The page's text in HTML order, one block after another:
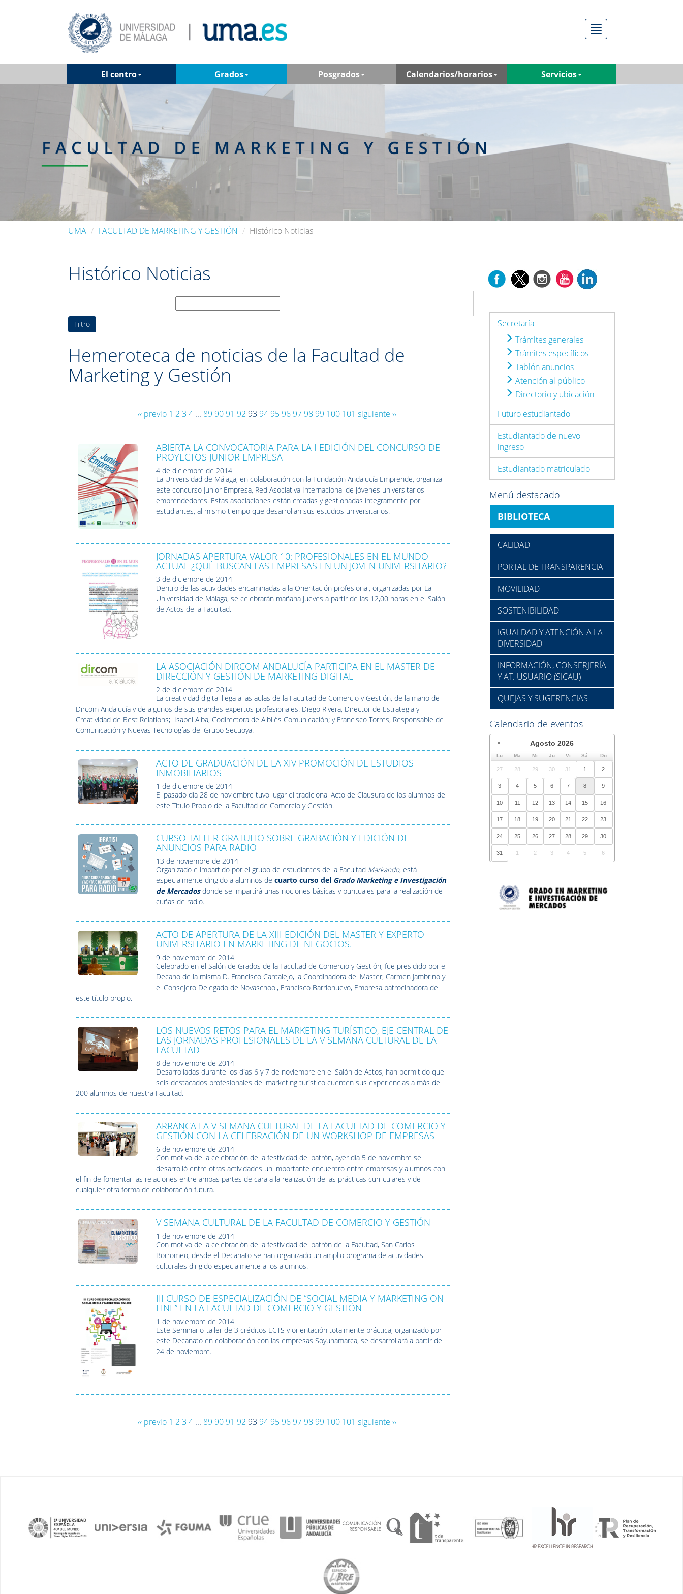
Menú
El centro Grados Posgrados Calendarios/horarios Servicios
UMA FACULTAD DE MARKETING Y GESTIÓN Histórico Noticias
Histórico Noticias
Hemeroteca de noticias de la Facultad de
Marketing y Gestión
‹‹ previo 1 2 3 4 ... 89 90 91 92 93 94 95 96 97 98 99 100 101 siguiente ››
ABIERTA LA CONVOCATORIA PARA LA I EDICIÓN DEL CONCURSO DE
PROYECTOS JUNIOR EMPRESA
4 de diciembre de 2014
La Universidad de Málaga, en colaboración con la Fundación Andalucía Emprende, organiza
este concurso Junior Empresa, Red Asociativa Internacional de jóvenes universitarios
emprendedores. Estas asociaciones están creadas y gestionadas íntegramente por
estudiantes, al mismo tiempo que desarrollan sus estudios universitarios.
JORNADAS APERTURA VALOR 10: PROFESIONALES EN EL MUNDO
ACTUAL ¿QUÉ BUSCAN LAS EMPRESAS EN UN JOVEN UNIVERSITARIO?
3 de diciembre de 2014
Dentro de las actividades encaminadas a la Orientación profesional, organizadas por La
Universidad de Málaga, se celebrarán mañana jueves a partir de las 12,00 horas en el Salón
de Actos de la Facultad.
LA ASOCIACIÓN DIRCOM ANDALUCÍA PARTICIPA EN EL MASTER DE
DIRECCIÓN Y GESTIÓN DE MARKETING DIGITAL
2 de diciembre de 2014
La creatividad digital llega a las aulas de la Facultad de Comercio y Gestión, de la mano de
Dircom Andalucía y de algunos de sus grandes expertos profesionales: Diego Rivera, Director de Estrategia y
Creatividad de Best Relations; Isabel Alba, Codirectora de Albilés Comunicación; y Francisco Torres, Responsable de
Comunicación y Nuevas Tecnologías del Grupo Secuoya.
ACTO DE GRADUACIÓN DE LA XIV PROMOCIÓN DE ESTUDIOS
INMOBILIARIOS
1 de diciembre de 2014
El pasado día 28 de noviembre tuvo lugar el tradicional Acto de Clausura de los alumnos de
este Título Propio de la Facultad de Comercio y Gestión.
CURSO TALLER GRATUITO SOBRE GRABACIÓN Y EDICIÓN DE
ANUNCIOS PARA RADIO
13 de noviembre de 2014
Organizado e impartido por el grupo de estudiantes de la Facultad Markando, está
especialmente dirigido a alumnos decuarto curso del Grado Marketing e Investigación
de Mercadosdonde se impartirá unas nociones básicas y puntuales para la realización de
cuñas de radio.
ACTO DE APERTURA DE LA XIII EDICIÓN DEL MASTER Y EXPERTO
UNIVERSITARIO EN MARKETING DE NEGOCIOS.
9 de noviembre de 2014
Celebrado en el Salón de Grados de la Facultad de Comercio y Gestión, fue presidido por el
Decano de la misma D. Francisco Cantalejo, la Coordinadora del Master, Carmen Jambrino y
el Consejero Delegado de Novaschool, Francisco Barrionuevo, Empresa patrocinadora de
este título propio.
LOS NUEVOS RETOS PARA EL MARKETING TURÍSTICO, EJE CENTRAL DE
LAS JORNADAS PROFESIONALES DE LA V SEMANA CULTURAL DE LA
FACULTAD
8 de noviembre de 2014
Desarrolladas durante los días 6 y 7 de noviembre en el Salón de Actos, han permitido que
seis destacados profesionales del marketing turístico cuenten sus experiencias a más de
200 alumnos de nuestra Facultad.
ARRANCA LA V SEMANA CULTURAL DE LA FACULTAD DE COMERCIO Y
GESTIÓN CON LA CELEBRACIÓN DE UN WORKSHOP DE EMPRESAS
6 de noviembre de 2014
Con motivo de la celebración de la festividad del patrón, ayer día 5 de noviembre se
desarrolló entre otras actividades un importante encuentro entre empresas y alumnos con
el fin de fomentar las relaciones entre ambas partes de cara a la realización de las prácticas curriculares y de
cualquier otra forma de colaboración futura.
V SEMANA CULTURAL DE LA FACULTAD DE COMERCIO Y GESTIÓN
1 de noviembre de 2014
Con motivo de la celebración de la festividad del patrón de la Facultad, San Carlos
Borromeo, desde el Decanato se han organizado un amplio programa de actividades
culturales dirigido especialmente a los alumnos.
III CURSO DE ESPECIALIZACIÓN DE “SOCIAL MEDIA Y MARKETING ON
LINE” EN LA FACULTAD DE COMERCIO Y GESTIÓN
1 de noviembre de 2014
Este Seminario-taller de 3 créditos ECTS y orientación totalmente práctica, organizado por
este Decanato en colaboración con las empresas Soyunamarca, se desarrollará a partir del
24 de noviembre.
‹‹ previo 1 2 3 4 ... 89 90 91 92 93 94 95 96 97 98 99 100 101 siguiente ››
Secretaría
Trámites generales
Trámites específicos
Tablón anuncios
Atención al público
Directorio y ubicación
Futuro estudiantado
Estudiantado de nuevo
ingreso
Estudiantado matriculado
Menú destacado
BIBLIOTECA
CALIDAD
PORTAL DE TRANSPARENCIA
MOVILIDAD
SOSTENIBILIDAD
IGUALDAD Y ATENCIÓN A LA
DIVERSIDAD
INFORMACIÓN, CONSERJERÍA
Y AT. USUARIO (SICAU)
QUEJAS Y SUGERENCIAS
Calendario de eventos
Agosto 2026
Lu Ma Mi Ju Vi Sá Do
27 28 29 30 31 1 2
3 4 5 6 7 8 9
10 11 12 13 14 15 16
17 18 19 20 21 22 23
24 25 26 27 28 29 30
31 1 2 3 4 5 6